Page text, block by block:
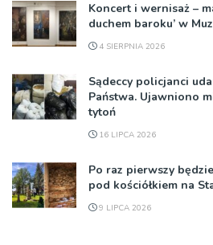
Koncert i wernisaż –
duchem baroku’ w
4 SIERPNIA 2026
Sądeccy policjanci
Państwa. Ujawniono
tytoń
16 LIPCA 2026
Po raz pierwszy
pod kościółkiem na
9 LIPCA 2026